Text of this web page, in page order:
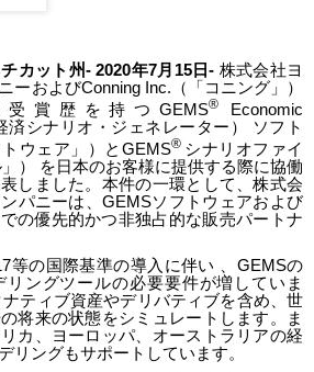
カット州- 2020年7月 15日- 株式会社ヨ
ーおよびConning Inc. （「コニング」）
受賞歴を持つGEMS®
Economic
済シナリオ・ジェネレーター）
ソフト
ウェア」）と GEMS® シナリオファイ
）
を日本のお客様に提供する際に協働
しました。本件の一環として、株式会
パニーは、GEMSソフトウェアおよび
の優先的かつ非独占的な販売パートナ
等の国際基準の導入に伴い GEMSの
リングツールの必要要件が増していま
ナティブ資産やデリバティブを含め、世
将来の状態をシミュレートします。ま
カ、ヨーロッパ、オーストラリアの経
リングもサポートしています。